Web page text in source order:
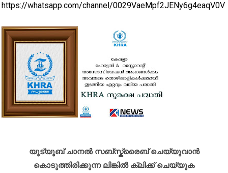
https://whatsapp.com/channel/0029VaeMpf2JENy6g4eaqV0V
യൂട്യൂബ് ചാനൽ സബ്സ്ക്രൈബ് ചെയ്യുവാൻ
കൊടുത്തിരിക്കുന്ന ലിങ്കിൽ ക്ലിക്ക് ചെയ്യുക